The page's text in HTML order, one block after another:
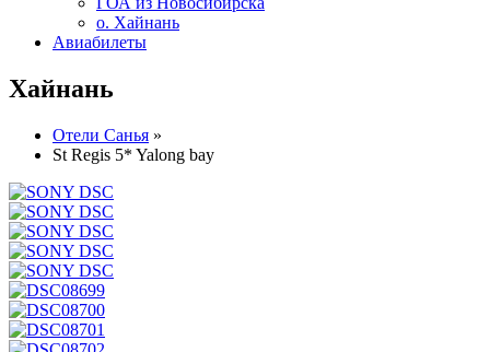
о. Хайнань
Авиабилеты
Хайнань
Отели Санья »
St Regis 5* Yalong bay